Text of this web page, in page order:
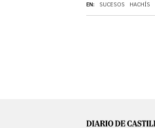
EN: SUCESOS HACHÍS